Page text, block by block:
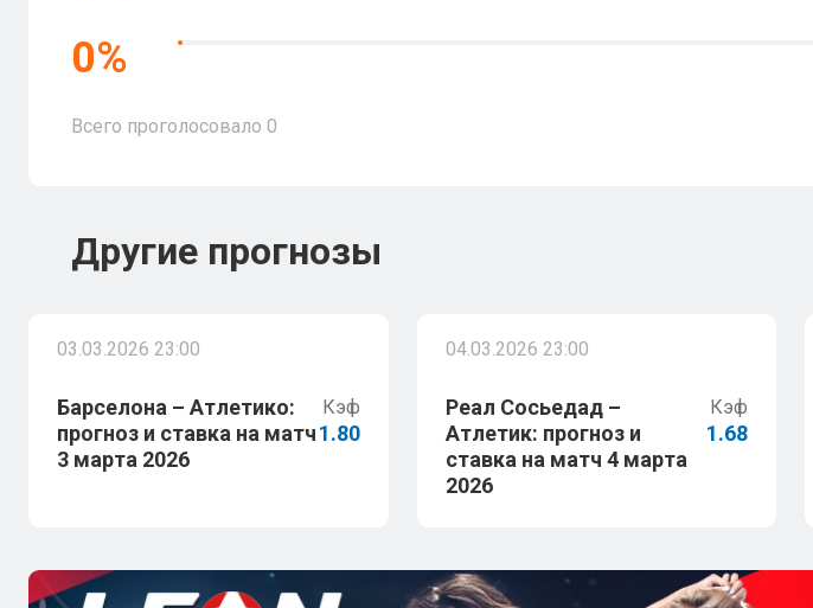
0%
Всего проголосовало 0
Другие прогнозы
03.03.2026 23:00
Барселона – Атлетико:
прогноз и ставка на матч
3 марта 2026
Кэф
1.80
04.03.2026 23:00
Реал Сосьедад –
Атлетик: прогноз и
ставка на матч 4 марта
2026
Кэф
1.68